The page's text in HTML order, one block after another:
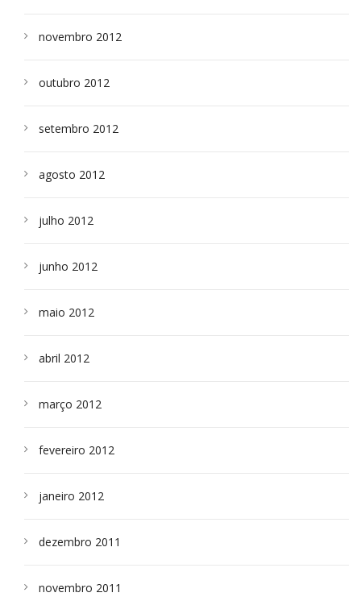
novembro 2012
outubro 2012
setembro 2012
agosto 2012
julho 2012
junho 2012
maio 2012
abril 2012
março 2012
fevereiro 2012
janeiro 2012
dezembro 2011
novembro 2011